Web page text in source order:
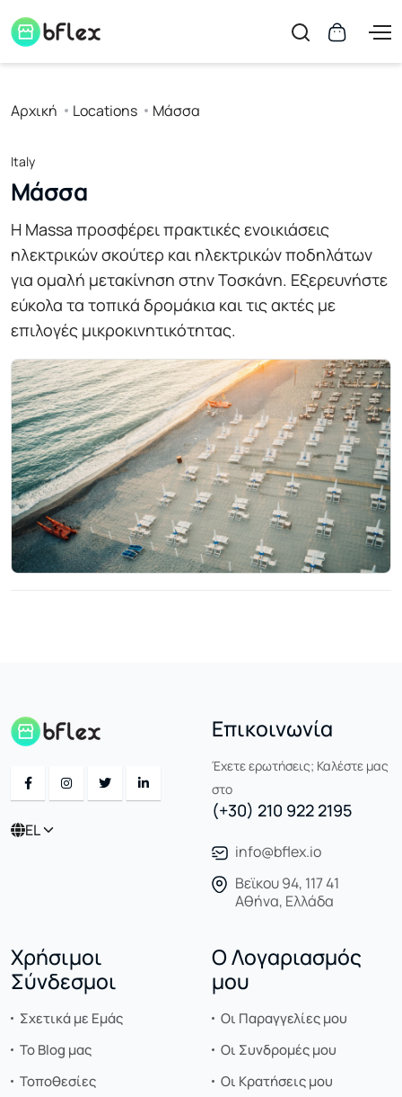
Αρχική Locations Μάσσα
Italy
Μάσσα
Η Massa προσφέρει πρακτικές ενοικιάσεις
ηλεκτρικών σκούτερ και ηλεκτρικών ποδηλάτων
για ομαλή μετακίνηση στην Τοσκάνη. Εξερευνήστε
εύκολα τα τοπικά δρομάκια και τις ακτές με
επιλογές μικροκινητικότητας.
EL
Επικοινωνία
Έχετε ερωτήσεις; Καλέστε μας
στο
(+30) 210 922 2195
info@bflex.io
Βεϊκου 94, 117 41
Αθήνα, Ελλάδα
Χρήσιμοι
Σύνδεσμοι
Σχετικά με Εμάς
Το Blog μας
Τοποθεσίες
Ο Λογαριασμός
μου
Οι Παραγγελίες μου
Οι Συνδρομές μου
Οι Κρατήσεις μου